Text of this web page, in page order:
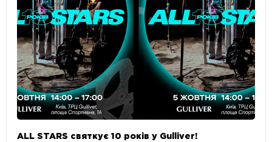
ALL STARS святкує 10 років у Gulliver!